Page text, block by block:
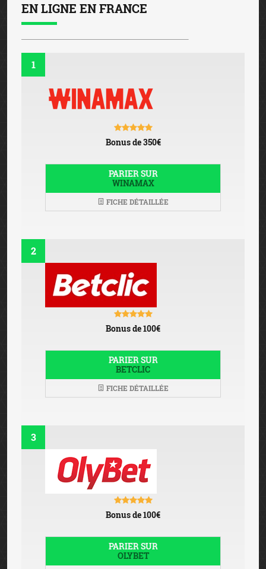
EN LIGNE EN FRANCE
1
Bonus de 350€
PARIER SUR
WINAMAX
FICHE DÉTAILLÉE
2
Bonus de 100€
PARIER SUR
BETCLIC
FICHE DÉTAILLÉE
3
Bonus de 100€
PARIER SUR
OLYBET